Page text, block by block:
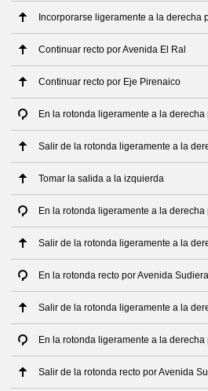
Incorporarse ligeramente a la derecha
Continuar recto por Avenida El Ral
Continuar recto por Eje Pirenaico
En la rotonda ligeramente a la
Salir de la rotonda ligeramente a la
Tomar la salida a la izquierda
En la rotonda ligeramente a la
Salir de la rotonda ligeramente a la
En la rotonda recto por Avenida Sudiera
Salir de la rotonda ligeramente a la
En la rotonda ligeramente a la
Salir de la rotonda recto por Avenida